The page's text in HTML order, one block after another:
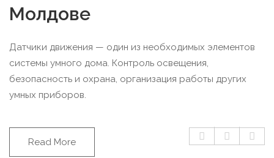
Молдове
Датчики движения — один из необходимых элементов
системы умного дома. Контроль освещения,
безопасность и охрана, организация работы других
умных приборов.
Read More